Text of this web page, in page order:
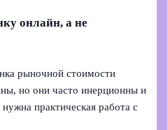
онлайн, а не
рыночной стоимости
но они часто инерционны и
практическая работа с